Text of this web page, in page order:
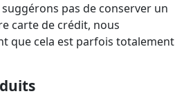
pas de conserver un
carte de crédit, nous
que cela est parfois totalement